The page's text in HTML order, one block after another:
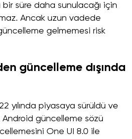
bir süre daha sunulacağı için
Ancak uzun vadede
gelmemesi risk
güncelleme dışında
yılında piyasaya sürüldü ve
Android güncelleme sözü
One UI 8.0 ile